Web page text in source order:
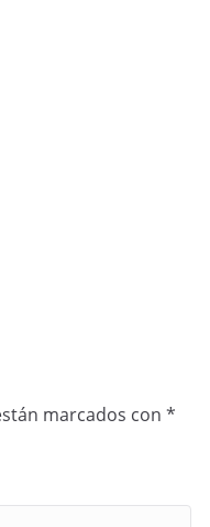
marcados con *